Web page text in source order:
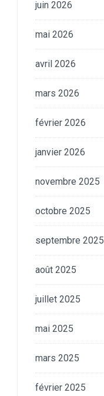
juin 2026
mai 2026
avril 2026
mars 2026
février 2026
janvier 2026
novembre 2025
octobre 2025
septembre 2025
août 2025
juillet 2025
mai 2025
mars 2025
février 2025